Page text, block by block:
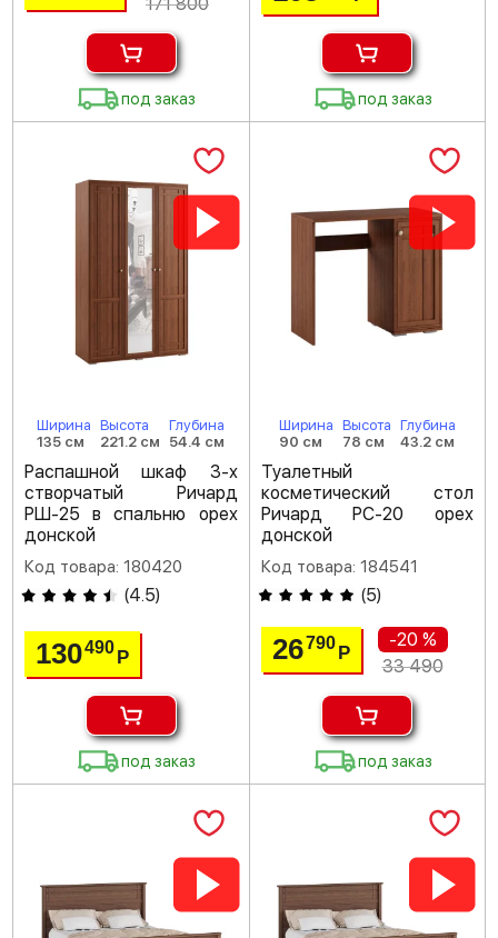
под заказ под заказ
Ширина
135 см
Высота
221.2 см
Глубина
54.4 см
Распашной шкаф 3-х
створчатый Ричард
РШ-25 в спальню орех
донской
Код товара: 180420
(4.5)
130490Р
под заказ
Ширина
90 см
Высота
78 см
Глубина
43.2 см
Туалетный
косметический стол
Ричард РС-20 орех
донской
Код товара: 184541
(5)
26790 Р
-20 %
33 490
под заказ